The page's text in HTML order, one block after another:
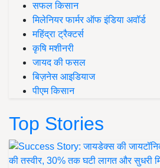
सफल किसान
मिलेनियर फार्मर ऑफ इंडिया अवॉर्ड
महिंद्रा ट्रैक्टर्स
कृषि मशीनरी
जायद की फसल
बिज़नेस आइडियाज
पीएम किसान
Top Stories